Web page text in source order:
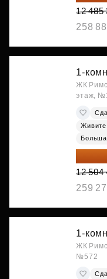
12 485
258
1-
ЖК
этаж,
Живите
12 504
259
1-
ЖК
№572